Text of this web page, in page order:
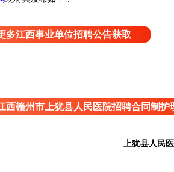
多江西事业单位招聘公告获取
西赣州市上犹县人民医院招聘合同制护
上犹县人民